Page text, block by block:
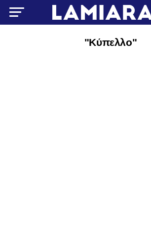
"Κύπελλο"